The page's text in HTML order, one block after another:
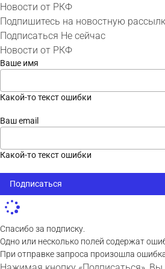
Новости от РКФ
Подпишитесь на новостную
Подписаться Не сейчас
Новости от РКФ
Ваше имя
Какой-то текст ошибки
Ваш email
Какой-то текст ошибки
Подписаться
Спасибо за подписку.
Одно или несколько полей содержат
При отправке запроса произошла